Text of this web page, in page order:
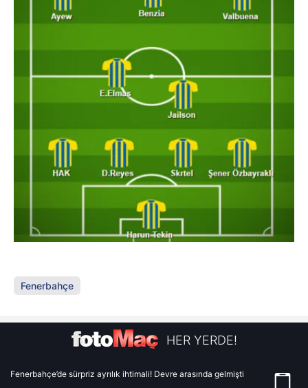
Fenerbahçe
HER YERDE!
Fenerbahçe’de sürpriz ayrılık ihtimali! Devre arasında gelmişti